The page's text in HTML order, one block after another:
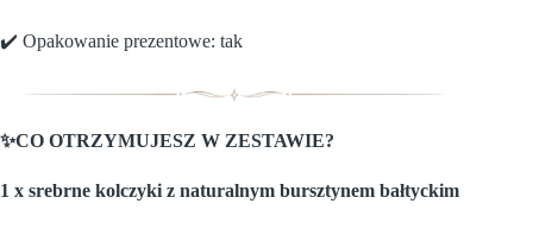
✔️ Opakowanie prezentowe: tak
✨CO OTRZYMUJESZ W ZESTAWIE?
1 x srebrne kolczyki z naturalnym bursztynem bałtyckim